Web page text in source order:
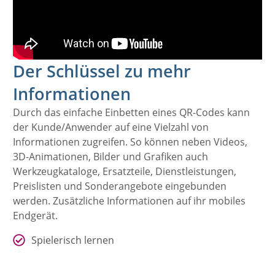
Der Schlüssel zu mehr
Informationen
Durch das einfache Einbetten eines QR-Codes kann
der Kunde/Anwender auf eine Vielzahl von
Informationen zugreifen. So können neben Videos,
3D-Animationen, Bilder und Grafiken auch
Werkzeugkataloge, Ersatzteile, Dienstleistungen,
Preislisten und Sonderangebote eingebunden
werden. Zusätzliche Informationen auf ihr mobiles
Endgerät.
Spielerisch lernen